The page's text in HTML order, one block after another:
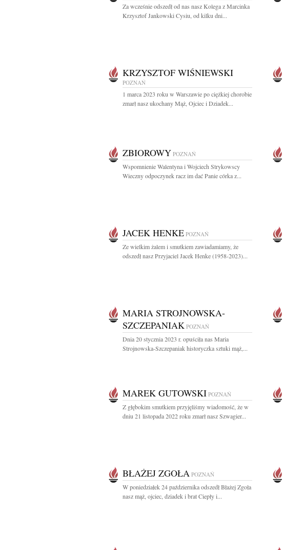
Za wcześnie odszedł od nas nasz Kolega z Marcinka
Krzysztof Jankowski Cysiu, od kilku dni...
KRZYSZTOF WIŚNIEWSKI
POZNAŃ
1 marca 2023 roku w Warszawie po ciężkiej chorobie
zmarł nasz ukochany Mąż, Ojciec i Dziadek...
ZBIOROWY POZNAŃ
Wspomnienie Walentyna i Wojciech Strykowscy
Wieczny odpoczynek racz im dać Panie córka z...
JACEK HENKE POZNAŃ
Ze wielkim żalem i smutkiem zawiadamiamy, że
odszedł nasz Przyjaciel Jacek Henke (1958-2023)...
MARIA STROJNOWSKA-
SZCZEPANIAK POZNAŃ
Dnia 20 stycznia 2023 r. opuściła nas Maria
Strojnowska-Szczepaniak historyczka sztuki mąż,...
MAREK GUTOWSKI POZNAŃ
Z głębokim smutkiem przyjęliśmy wiadomość, że w
dniu 21 listopada 2022 roku zmarł nasz Szwagier...
BŁAŻEJ ZGOŁA POZNAŃ
W poniedziałek 24 października odszedł Błażej Zgoła
nasz mąż, ojciec, dziadek i brat Ciepły i...